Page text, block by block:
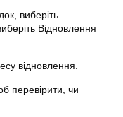
виберіть
Відновлення
відновлення
перевірити, чи